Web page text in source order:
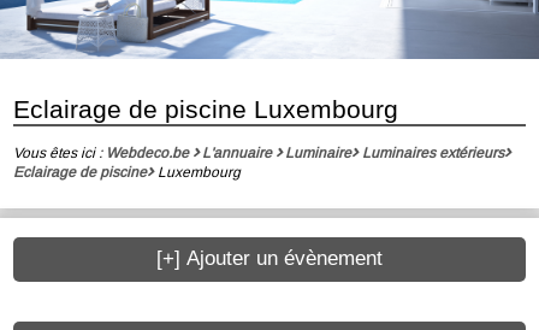
Eclairage de piscine Luxembourg
Vous êtes ici : Webdeco.be L'annuaire Luminaire
Luminaires extérieurs
Eclairage de piscine
Luxembourg
[+] Ajouter un évènement